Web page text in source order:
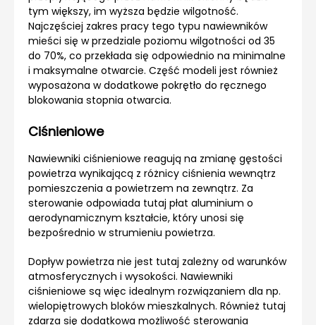
tym większy, im wyższa będzie wilgotność.
Najczęściej zakres pracy tego typu nawiewników
mieści się w przedziale poziomu wilgotności od 35
do 70%, co przekłada się odpowiednio na minimalne
i maksymalne otwarcie. Część modeli jest również
wyposażona w dodatkowe pokrętło do ręcznego
blokowania stopnia otwarcia.
Ciśnieniowe
Nawiewniki ciśnieniowe reagują na zmianę gęstości
powietrza wynikającą z różnicy ciśnienia wewnątrz
pomieszczenia a powietrzem na zewnątrz. Za
sterowanie odpowiada tutaj płat aluminium o
aerodynamicznym kształcie, który unosi się
bezpośrednio w strumieniu powietrza.
Dopływ powietrza nie jest tutaj zależny od warunków
atmosferycznych i wysokości. Nawiewniki
ciśnieniowe są więc idealnym rozwiązaniem dla np.
wielopiętrowych bloków mieszkalnych. Również tutaj
zdarza się dodatkowa możliwość sterowania